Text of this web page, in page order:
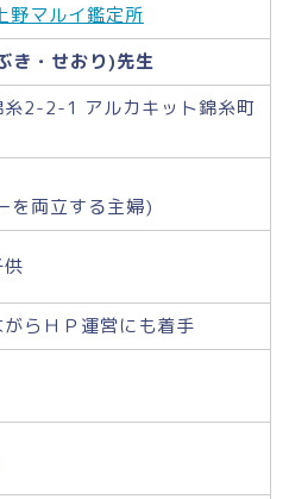
野マルイ鑑定所
き・せおり)先生
糸2-2-1 アルカキット錦糸町
を両立する主婦)
らＨＰ運営にも着手